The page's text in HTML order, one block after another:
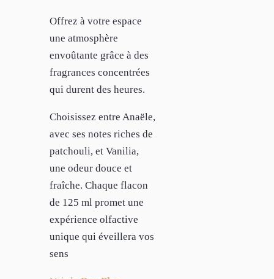
Offrez à votre espace
une atmosphère
envoûtante grâce à des
fragrances concentrées
qui durent des heures.
Choisissez entre Anaële,
avec ses notes riches de
patchouli, et Vanilia,
une odeur douce et
fraîche. Chaque flacon
de 125 ml promet une
expérience olfactive
unique qui éveillera vos
sens